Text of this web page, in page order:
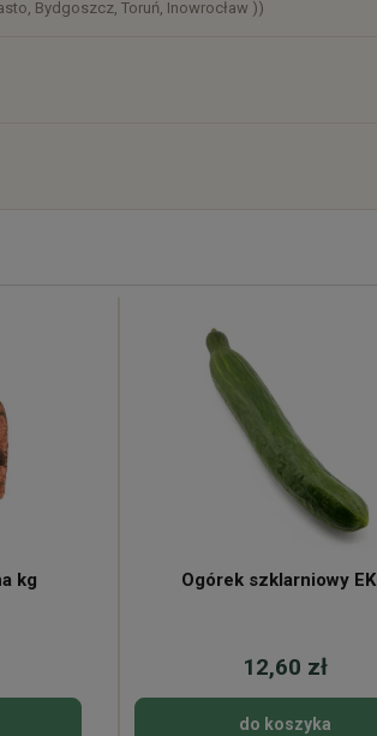
Bydgoszcz, Toruń, Inowrocław ))
kg Ogórek szklarniowy
12,60 zł
do koszyka